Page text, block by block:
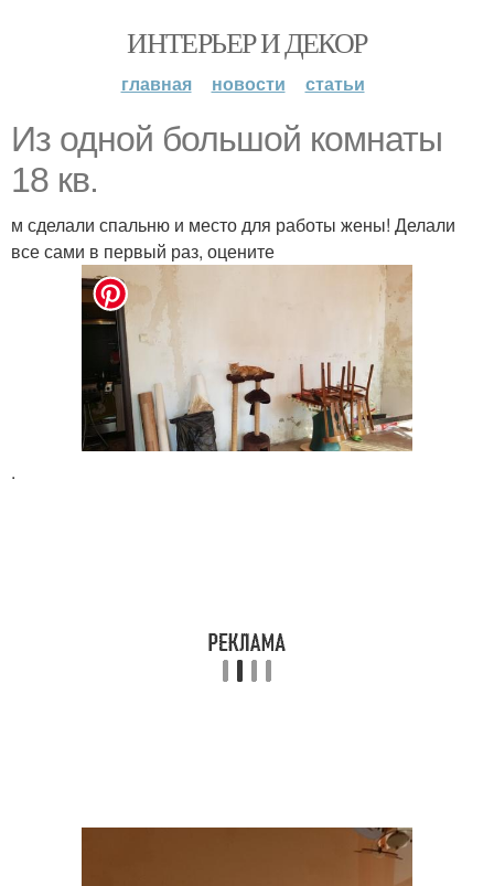
ИНТЕРЬЕР И ДЕКОР
главная новости статьи
Из одной большой комнаты
18 кв.
м сделали спальню и место для работы жены! Делали
все сами в первый раз, оцените
.